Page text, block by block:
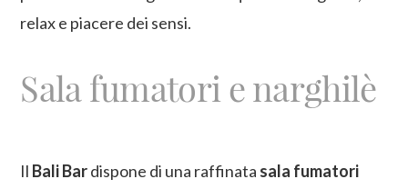
relax e piacere dei sensi.
Sala fumatori e narghilè
Il Bali Bardispone di una raffinata sala fumatori